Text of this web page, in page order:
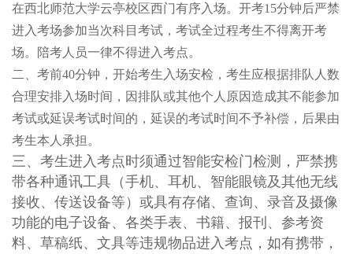
在西北师范大学云亭校区西门有序入场。开考15分钟后严禁
进入考场参加当次科目考试，考试全过程考生不得离开考
场。陪考人员一律不得进入考点。
二、考前40分钟，开始考生入场安检，考生应根据排队人数
合理安排入场时间，因排队或其他个人原因造成其不能参加
考试或延误考试时间的，延误的考试时间不予补偿，后果由
考生本人承担。
三、考生进入考点时须通过智能安检门检测，严禁携
带各种通讯工具（手机、耳机、智能眼镜及其他无线
接收、传送设备等）或具有存储、查询、录音及摄像
功能的电子设备、各类手表、书籍、报刊、参考资
料、草稿纸、文具等违规物品进入考点，如有携带，